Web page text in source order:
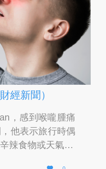
經新聞）
，感到喉嚨腫痛
他表示旅行時偶
辣食物或天氣…
L